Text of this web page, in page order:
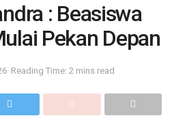
: Beasiswa
Pekan Depan
Reading Time: 2 mins read